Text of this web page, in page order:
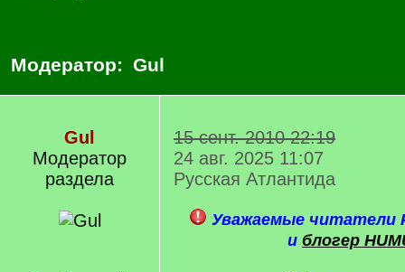
Модератор: Gul
Gul
Модератор
раздела
15 сент. 2010 22:19
24 авг. 2025 11:07
Русская Атлантида
Уважаемые читатели
и блогер